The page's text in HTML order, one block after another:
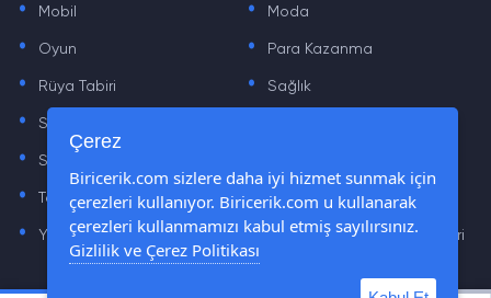
Mobil Moda
. Oyun . Para Kazanma
. Rüya Tabiri . Sağlık
. Sinema .
. Sözler
. Teknoloji Haberleri . Yaşam
. Yazılım Haberleri . Yiyecek Önerileri ve Tarifleri
Çerez
Biricerik.com sizlere daha iyi hizmet sunmak için
çerezleri kullanıyor. Biricerik.com u kullanarak
çerezleri kullanmamızı kabul etmiş sayılırsınız.
Gizlilik ve Çerez Politikası